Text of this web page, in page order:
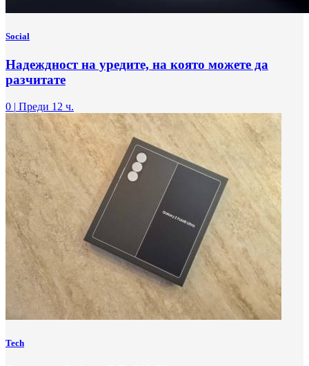
Social
Надеждност на уредите, на която можете да
разчитате
0 | Преди 12 ч.
Tech